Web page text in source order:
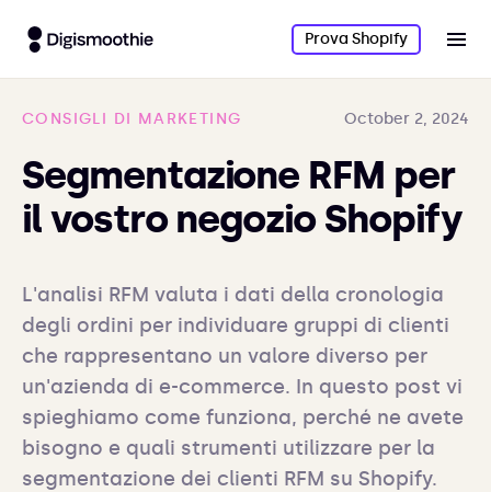
Prova Shopify
CONSIGLI DI MARKETING October 2, 2024
Segmentazione RFM per
il vostro negozio Shopify
L'analisi RFM valuta i dati della cronologia
degli ordini per individuare gruppi di clienti
che rappresentano un valore diverso per
un'azienda di e-commerce. In questo post vi
spieghiamo come funziona, perché ne avete
bisogno e quali strumenti utilizzare per la
segmentazione dei clienti RFM su Shopify.